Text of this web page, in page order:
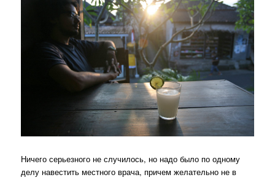
Ничего серьезного не случилось, но надо было по одному
делу навестить местного врача, причем желательно не в